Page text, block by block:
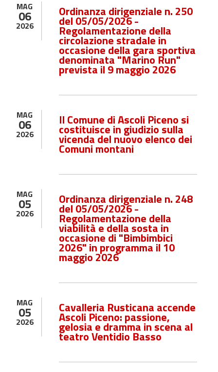
MAG
06
2026
Ordinanza dirigenziale n. 250
del 05/05/2026 -
Regolamentazione della
circolazione stradale in
occasione della gara sportiva
denominata "Marino Run"
prevista il 9 maggio 2026
MAG
06
2026
Il Comune di Ascoli Piceno si
costituisce in giudizio sulla
vicenda del nuovo elenco dei
Comuni montani
MAG
05
2026
Ordinanza dirigenziale n. 248
del 05/05/2026 -
Regolamentazione della
viabilità e della sosta in
occasione di "Bimbimbici
2026" in programma il 10
maggio 2026
MAG
05
2026
Cavalleria Rusticana accende
Ascoli Piceno: passione,
gelosia e dramma in scena al
teatro Ventidio Basso